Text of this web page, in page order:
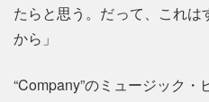
たらと思う。だって、これ
から」
“Company”のミュージック・